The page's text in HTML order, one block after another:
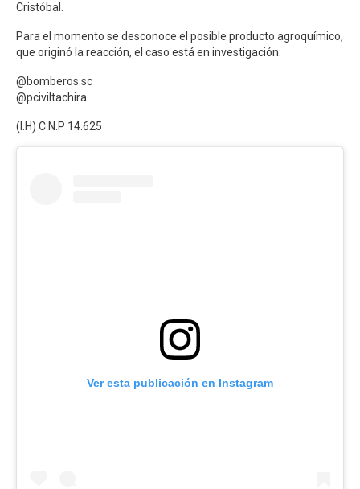
Cristóbal.
Para el momento se desconoce el posible producto agroquímico,
que originó la reacción, el caso está en investigación.
@bomberos.sc
@pciviltachira
(I.H) C.N.P 14.625
Ver esta publicación en Instagram